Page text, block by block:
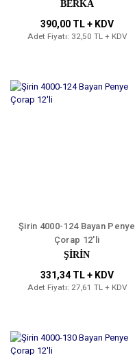
Çorap 12'li
BERKA
390,00 TL + KDV
Adet Fiyatı: 32,50 TL + KDV
Şirin 4000-124 Bayan Penye
Çorap 12'li
ŞİRİN
331,34 TL + KDV
Adet Fiyatı: 27,61 TL + KDV